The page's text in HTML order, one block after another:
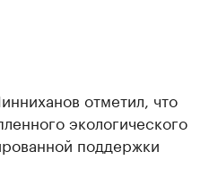
отметил, что
экологического
поддержки